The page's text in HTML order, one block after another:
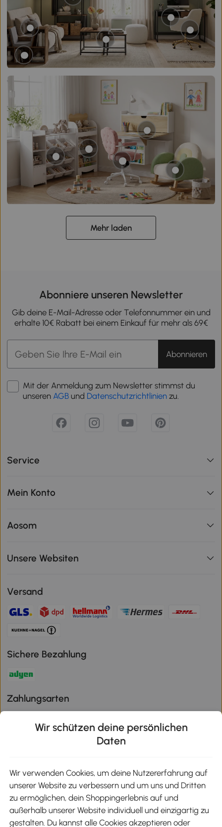
Mehr laden
Abonniere unseren Newsletter
Gib deine E-Mail-Adresse oder Telefonnummer ein und
erhalte 10€ Rabatt bei einem Einkauf für mehr als 69€
Abonnieren
Mit der Anmeldung zum Newsletter stimmst du
unseren AGB und Datenschutzrichtlinien zu.
Service
Mein Konto
Aosom
Unsere Websiten
Versand
Sichere Bezahlung
Zahlungsarten
Aosom-App
Wir schützen deine persönlichen
Daten
Wir verwenden Cookies, um deine Nutzererfahrung auf
unserer Website zu verbessern und um uns und Dritten
zu ermöglichen, dein Shoppingerlebnis auf und
außerhalb unserer Website individuell und einzigartig zu
gestalten. Du kannst alle Cookies akzeptieren oder